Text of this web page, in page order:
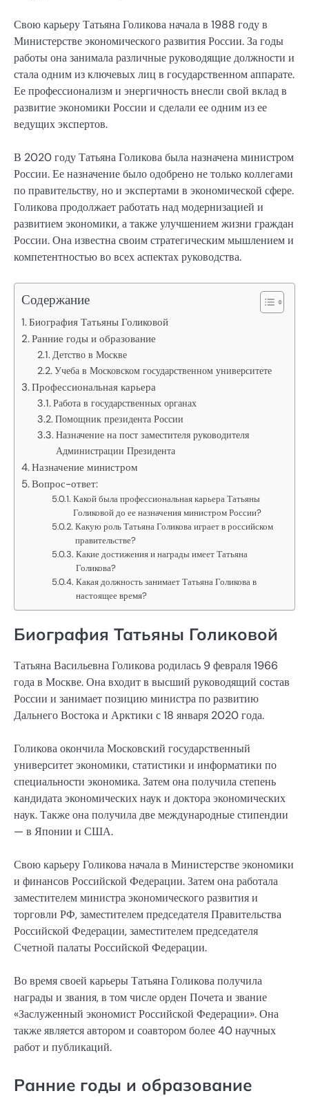
Свою карьеру Татьяна Голикова начала в 1988 году в
Министерстве экономического развития России. За годы
работы она занимала различные руководящие должности и
стала одним из ключевых лиц в государственном аппарате.
Ее профессионализм и энергичность внесли свой вклад в
развитие экономики России и сделали ее одним из ее
ведущих экспертов.
В 2020 году Татьяна Голикова была назначена министром
России. Ее назначение было одобрено не только коллегами
по правительству, но и экспертами в экономической сфере.
Голикова продолжает работать над модернизацией и
развитием экономики, а также улучшением жизни граждан
России. Она известна своим стратегическим мышлением и
компетентностью во всех аспектах руководства.
Содержание
Биография Татьяны Голиковой
Ранние годы и образование
Детство в Москве
Учеба в Московском государственном университете
Профессиональная карьера
Работа в государственных органах
Помощник президента России
Назначение на пост заместителя руководителя
Администрации Президента
Назначение министром
Вопрос-ответ:
Какой была профессиональная карьера Татьяны
Голиковой до ее назначения министром России?
Какую роль Татьяна Голикова играет в российском
правительстве?
Какие достижения и награды имеет Татьяна
Голикова?
Какая должность занимает Татьяна Голикова в
настоящее время?
Биография Татьяны Голиковой
Татьяна Васильевна Голикова родилась 9 февраля 1966
года в Москве. Она входит в высший руководящий состав
России и занимает позицию министра по развитию
Дальнего Востока и Арктики с 18 января 2020 года.
Голикова окончила Московский государственный
университет экономики, статистики и информатики по
специальности экономика. Затем она получила степень
кандидата экономических наук и доктора экономических
наук. Также она получила две международные стипендии
— в Японии и США.
Свою карьеру Голикова начала в Министерстве экономики
и финансов Российской Федерации. Затем она работала
заместителем министра экономического развития и
торговли РФ, заместителем председателя Правительства
Российской Федерации, заместителем председателя
Счетной палаты Российской Федерации.
Во время своей карьеры Татьяна Голикова получила
награды и звания, в том числе орден Почета и звание
«Заслуженный экономист Российской Федерации». Она
также является автором и соавтором более 40 научных
работ и публикаций.
Ранние годы и образование